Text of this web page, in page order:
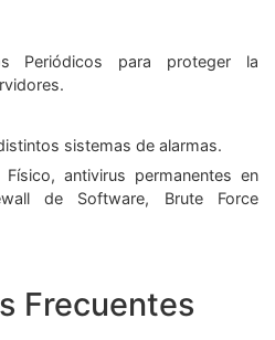
Periódicos para proteger la
sistemas de alarmas.
antivirus permanentes en
de Software, Brute Force
Frecuentes